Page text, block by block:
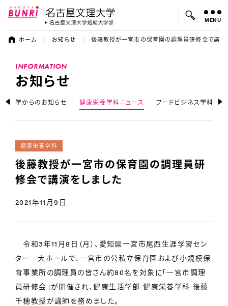
名古屋文理大学 名古屋文理大
よく検索されているキーワード：
MENU
ホーム お知らせ 後藤教授が一宮市の保育園の調理員研修会で講演
INFORMATION
お知らせ
大学からのお知らせ 健康栄養学科ニュース フードビジネス学科ニュ
健康栄養学科
後藤教授が一宮市の保育園の調理員研
修会で講演をしました
2021年11月9日
令和3年11月8日（月）、愛知県一宮市尾西生涯学習セン
ター 大ホールで、一宮市の公私立保育園および小規模保
育事業所の調理員の皆さん約80名を対象に「一宮市調理
員研修会」が開催され、健康生活学部 健康栄養学科 後藤
千穂教授が講師を務めました。